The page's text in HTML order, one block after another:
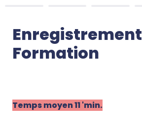
Enregistrement
Formation
Temps moyen 11 'min.